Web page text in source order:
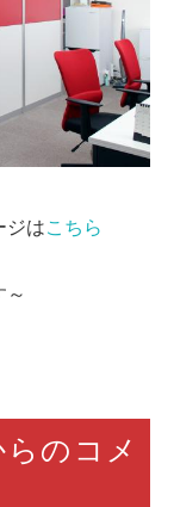
ジはこちら
～
のコメ